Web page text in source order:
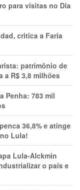
para visitas no Dia
critica a Faria
patrimônio de
a R$ 3,8 milhões
Penha: 783 mil
36,8% e atinge
Lula!
Lula-Alckmin
o país e